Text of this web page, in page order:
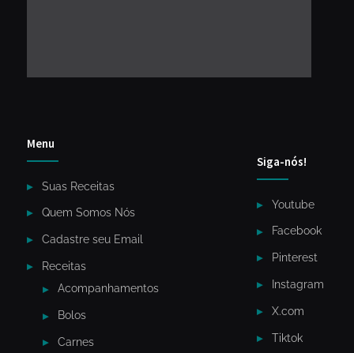
Menu
Suas Receitas
Quem Somos Nós
Cadastre seu Email
Receitas
Acompanhamentos
Bolos
Carnes
Siga-nós!
Youtube
Facebook
Pinterest
Instagram
X.com
Tiktok